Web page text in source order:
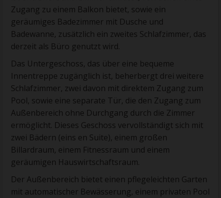
Zugang zu einem Balkon bietet, sowie ein
geräumiges Badezimmer mit Dusche und
Badewanne, zusätzlich ein zweites Schlafzimmer, das
derzeit als Büro genutzt wird.
Das Untergeschoss, das über eine bequeme
Innentreppe zugänglich ist, beherbergt drei weitere
Schlafzimmer, zwei davon mit direktem Zugang zum
Pool, sowie eine separate Tür, die den Zugang zum
Außenbereich ohne Durchgang durch die Zimmer
ermöglicht. Dieses Geschoss vervollständigt sich mit
zwei Bädern (eins en Suite), einem großen
Billardraum, einem Fitnessraum und einem
geräumigen Hauswirtschaftsraum.
Der Außenbereich bietet einen pflegeleichten Garten
mit automatischer Bewässerung, einem privaten Pool